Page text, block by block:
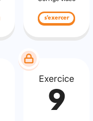
s'exercer
Exercice
9